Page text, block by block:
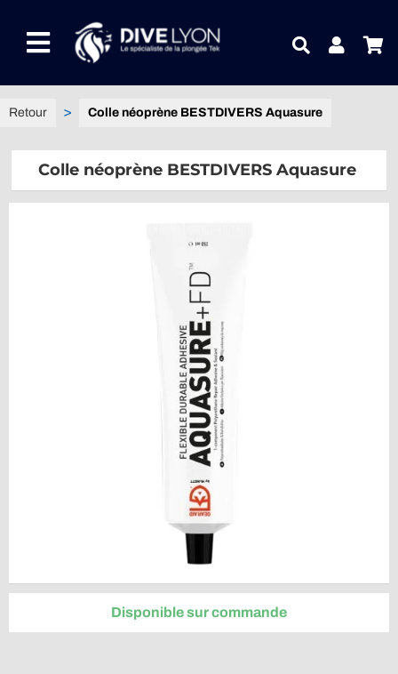
contenuToggle
Navigation
NOTRE UNIVERS PRODUITS
CONTACTEZ-NOUS
Colle néoprène BESTDIVERS Aquasure
Colle néoprène BESTDIVERS Aquasure
Disponible sur commande